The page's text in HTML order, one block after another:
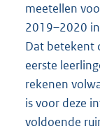
meetellen
2019–2020
Dat betekent
eerste
rekenen
is voor deze
voldoende